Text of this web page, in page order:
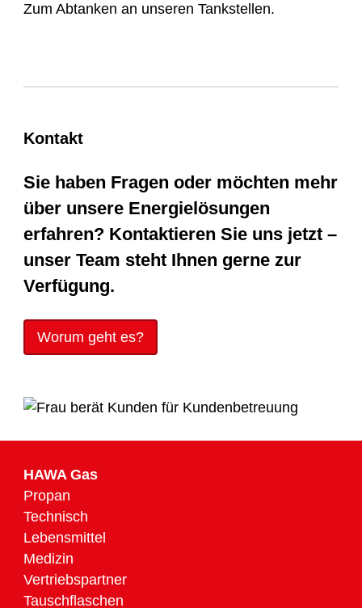
Zum Abtanken an unseren Tankstellen.
Kontakt
Sie haben Fragen oder möchten mehr
über unsere Energielösungen
erfahren? Kontaktieren Sie uns jetzt –
unser Team steht Ihnen gerne zur
Verfügung.
Worum geht es?
HAWA Gas
Propan
Technisch
Lebensmittel
Medizin
Vertriebspartner
Tauschflaschen